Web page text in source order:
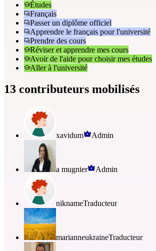
Études
Français
Passer un diplôme officiel
Apprendre le français pour l'université
Prendre des cours
Réviser et apprendre mes cours
Avoir de l'aide pour choisir mes études
Aller à l'université
13 contributeurs mobilisés
xavidum Admin
a mugnier Admin
niknameTraducteur
marianneukraineTraducteur